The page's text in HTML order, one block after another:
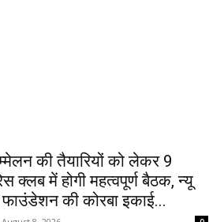
की तैयारियों को लेकर 9
क्लब में होगी महत्वपूर्ण बैठक, न्यू
की कोरबा इकाई...